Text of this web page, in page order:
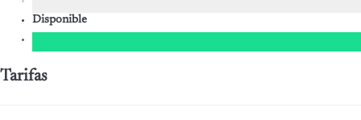
Disponible
Tarifas